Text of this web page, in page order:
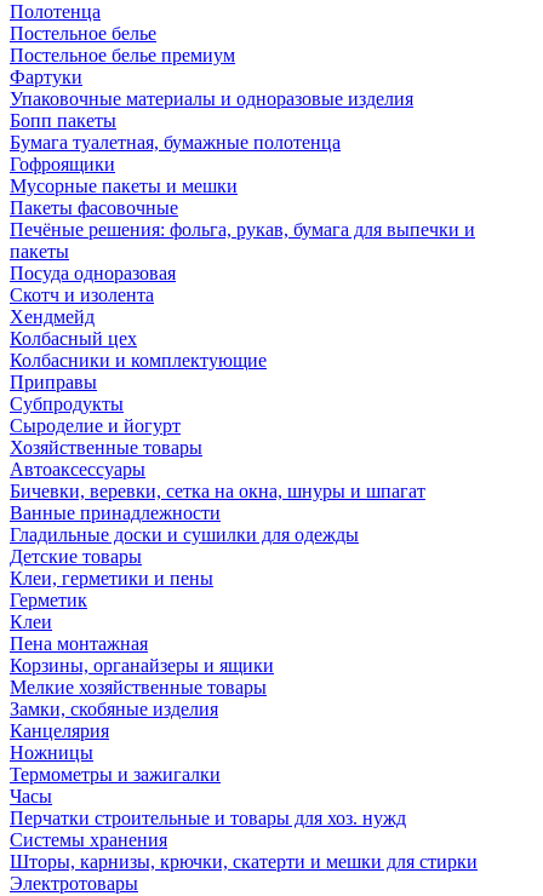
Полотенца
Постельное белье
Постельное белье премиум
Фартуки
Упаковочные материалы и одноразовые изделия
Бопп пакеты
Бумага туалетная, бумажные полотенца
Гофроящики
Мусорные пакеты и мешки
Пакеты фасовочные
Печёные решения: фольга, рукав, бумага для выпечки и
пакеты
Посуда одноразовая
Скотч и изолента
Хендмейд
Колбасный цех
Колбасники и комплектующие
Приправы
Субпродукты
Сыроделие и йогурт
Хозяйственные товары
Автоаксессуары
Бичевки, веревки, сетка на окна, шнуры и шпагат
Ванные принадлежности
Гладильные доски и сушилки для одежды
Детские товары
Клеи, герметики и пены
Герметик
Клеи
Пена монтажная
Корзины, органайзеры и ящики
Мелкие хозяйственные товары
Замки, скобяные изделия
Канцелярия
Ножницы
Термометры и зажигалки
Часы
Перчатки строительные и товары для хоз. нужд
Системы хранения
Шторы, карнизы, крючки, скатерти и мешки для стирки
Электротовары